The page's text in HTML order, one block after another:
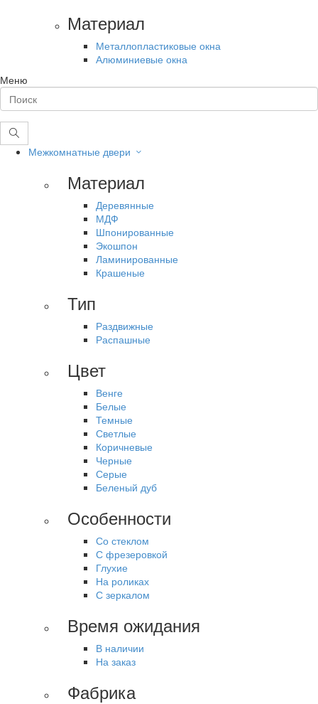
Материал
Металлопластиковые окна
Алюминиевые окна
Меню
Межкомнатные двери
Материал
Деревянные
МДФ
Шпонированные
Экошпон
Ламинированные
Крашеные
Тип
Раздвижные
Распашные
Цвет
Венге
Белые
Темные
Светлые
Коричневые
Черные
Серые
Беленый дуб
Особенности
Со стеклом
С фрезеровкой
Глухие
На роликах
С зеркалом
Время ожидания
В наличии
На заказ
Фабрика